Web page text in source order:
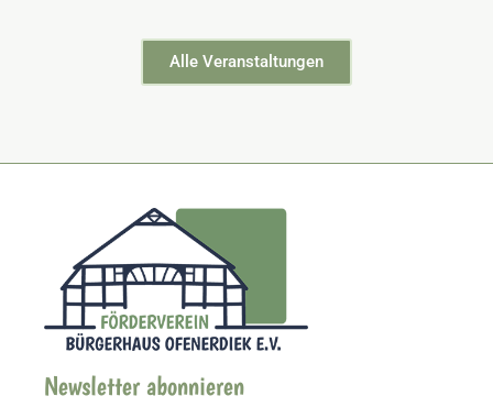
Alle Veranstaltungen
Newsletter abonnieren